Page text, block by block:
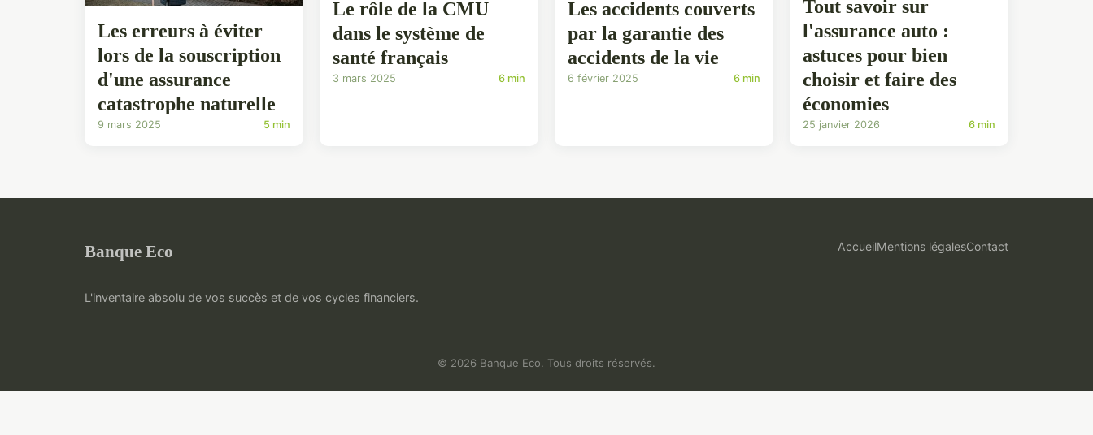
Les erreurs à éviter
lors de la souscription
d'une assurance
catastrophe naturelle
9 mars 2025 5 min
Le rôle de la CMU
dans le système de
santé français
3 mars 2025 6 min
Les accidents couverts
par la garantie des
accidents de la vie
6 février 2025 6 min
Tout savoir sur
l'assurance auto :
astuces pour bien
choisir et faire des
économies
25 janvier 2026 6 min
Banque Eco
L'inventaire absolu de vos succès et de vos cycles financiers.
AccueilMentions légalesContact
© 2026 Banque Eco. Tous droits réservés.